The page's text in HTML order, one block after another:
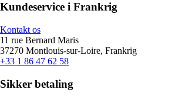
Kundeservice i Frankrig
Kontakt os
11 rue Bernard Maris
37270 Montlouis-sur-Loire, Frankrig
+33 1 86 47 62 58
Sikker betaling